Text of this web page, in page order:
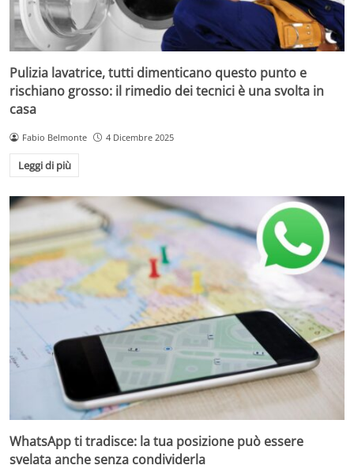
Pulizia lavatrice, tutti dimenticano questo punto e
rischiano grosso: il rimedio dei tecnici è una svolta in
casa
Fabio Belmonte 4 Dicembre 2025
Leggi di più
WhatsApp ti tradisce: la tua posizione può essere
svelata anche senza condividerla